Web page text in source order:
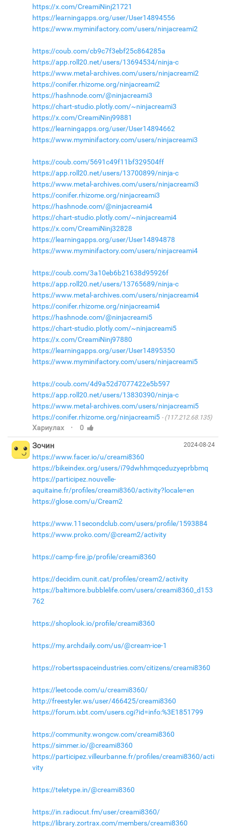
https://x.com/CreamiNinj21721
https://learningapps.org/user/User14894556
https://www.myminifactory.com/users/ninjacreami2
https://coub.com/cb9c7f3ebf25c864285a
https://app.roll20.net/users/13694534/ninja-c
https://www.metal-archives.com/users/ninjacreami2
https://conifer.rhizome.org/ninjacreami2
https://hashnode.com/@ninjacreami3
https://chart-studio.plotly.com/~ninjacreami3
https://x.com/CreamiNinj99881
https://learningapps.org/user/User14894662
https://www.myminifactory.com/users/ninjacreami3
https://coub.com/5691c49f11bf329504ff
https://app.roll20.net/users/13700899/ninja-c
https://www.metal-archives.com/users/ninjacreami3
https://conifer.rhizome.org/ninjacreami3
https://hashnode.com/@ninjacreami4
https://chart-studio.plotly.com/~ninjacreami4
https://x.com/CreamiNinj32828
https://learningapps.org/user/User14894878
https://www.myminifactory.com/users/ninjacreami4
https://coub.com/3a10eb6b21638d95926f
https://app.roll20.net/users/13765689/ninja-c
https://www.metal-archives.com/users/ninjacreami4
https://conifer.rhizome.org/ninjacreami4
https://hashnode.com/@ninjacreami5
https://chart-studio.plotly.com/~ninjacreami5
https://x.com/CreamiNinj97880
https://learningapps.org/user/User14895350
https://www.myminifactory.com/users/ninjacreami5
https://coub.com/4d9a52d7077422e5b597
https://app.roll20.net/users/13830390/ninja-c
https://www.metal-archives.com/users/ninjacreami5
https://conifer.rhizome.org/ninjacreami5
(117.212.68.135)
Хариулах · 0
2024-08-24
Зочин
https://www.facer.io/u/creami8360
https://bikeindex.org/users/i79dwhhmqceduzyeprbbmq
https://participez.nouvelle-
aquitaine.fr/profiles/creami8360/activity?locale=en
https://glose.com/u/Cream2
https://www.11secondclub.com/users/profile/1593884
https://www.proko.com/@cream2/activity
https://camp-fire.jp/profile/creami8360
https://decidim.cunit.cat/profiles/cream2/activity
https://baltimore.bubblelife.com/users/creami8360_d153
762
https://shoplook.io/profile/creami8360
https://my.archdaily.com/us/@cream-ice-1
https://robertsspaceindustries.com/citizens/creami8360
https://leetcode.com/u/creami8360/
http://freestyler.ws/user/466425/creami8360
https://forum.ixbt.com/users.cgi?id=info:%3E1851799
https://community.wongcw.com/creami8360
https://simmer.io/@creami8360
https://participez.villeurbanne.fr/profiles/creami8360/acti
vity
https://teletype.in/@creami8360
https://in.radiocut.fm/user/creami8360/
https://library.zortrax.com/members/creami8360